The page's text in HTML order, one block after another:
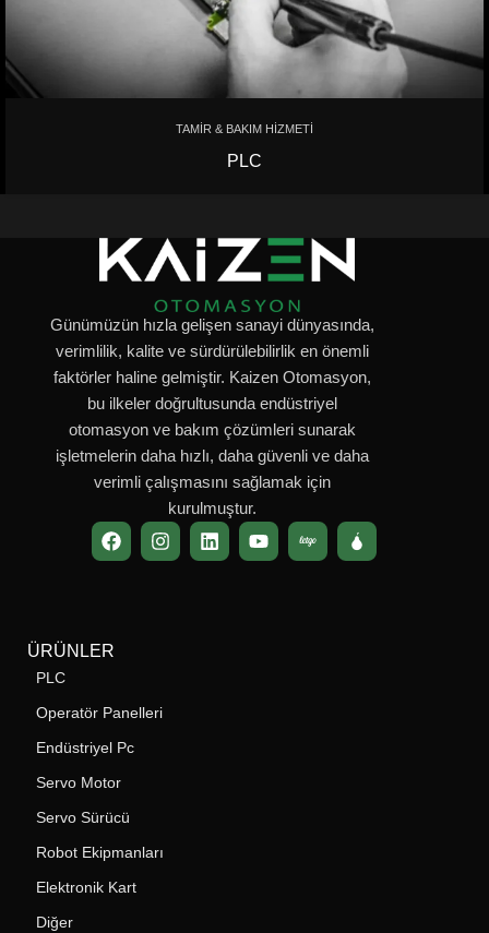
TAMİR & BAKIM HİZMETİ
PLC
Günümüzün hızla gelişen sanayi dünyasında,
verimlilik, kalite ve sürdürülebilirlik en önemli
faktörler haline gelmiştir. Kaizen Otomasyon,
bu ilkeler doğrultusunda endüstriyel
otomasyon ve bakım çözümleri sunarak
işletmelerin daha hızlı, daha güvenli ve daha
verimli çalışmasını sağlamak için
kurulmuştur.
ÜRÜNLER
PLC
Operatör Panelleri
Endüstriyel Pc
Servo Motor
Servo Sürücü
Robot Ekipmanları
Elektronik Kart
Diğer